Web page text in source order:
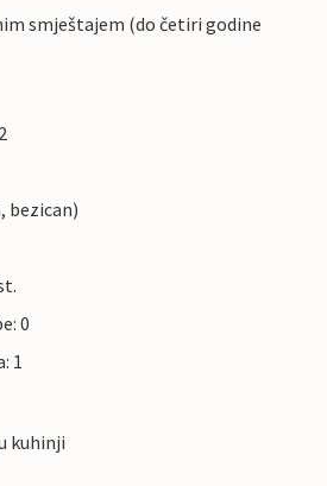
smještajem (do četiri godine
bezican)
0
1
kuhinji